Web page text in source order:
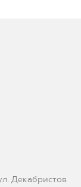
Декабристов